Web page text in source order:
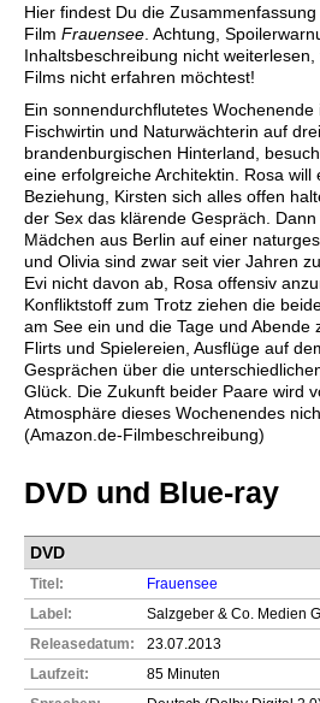
Hier findest Du die
Film Frauensee . Achtung,
Inhaltsbeschreibung nicht
Films nicht erfahren möchtest!
Ein sonnendurchflutetes
Fischwirtin und Naturwächterin auf
brandenburgischen Hinterland,
eine erfolgreiche Architektin. Rosa
Beziehung, Kirsten sich alles offen
der Sex das klärende Gespräch.
Mädchen aus Berlin auf einer
und Olivia sind zwar seit vier Jahren
Evi nicht davon ab, Rosa offensiv
Konfliktstoff zum Trotz ziehen die
am See ein und die Tage und Abende
Flirts und Spielereien, Ausflüge auf
Gesprächen über die
Glück. Die Zukunft beider Paare wird
Atmosphäre dieses Wochenendes
(Amazon.de-Filmbeschreibung)
DVD und Blue-ray
DVD
Titel:
Frauensee
Label:
Salzgeber & Co. Medien
Releasedatum:
23.07.2013
Laufzeit:
85 Minuten